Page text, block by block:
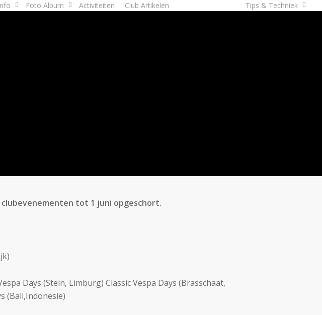
Foto Album Activiteiten Club Artikelen Tips & Techniek
tot 1 juni opgeschort.
Days (Stein, Limburg) Classic Vespa Days (Brasschaat,
(Bali,Indonesië)